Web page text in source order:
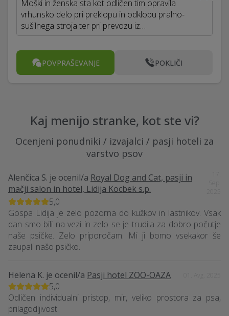
Moški in ženska sta kot odličen tim opravila
vrhunsko delo pri preklopu in odklopu pralno-
sušilnega stroja ter pri prevozu iz…
POVPRAŠEVANJE POKLIČI
Kaj menijo stranke, kot ste vi?
Ocenjeni ponudniki / izvajalci / pasji hoteli za
varstvo psov
Alenčica S. je ocenil/a Royal Dog and Cat, pasji in
mačji salon in hotel, Lidija Kocbek s.p.
5,0
Gospa Lidija je zelo pozorna do kužkov in lastnikov. Vsak
dan smo bili na vezi in zelo se je trudila za dobro počutje
naše psičke. Zelo priporočam. Mi ji bomo vsekakor še
zaupali našo psičko.
Helena K. je ocenil/a Pasji hotel ZOO-OAZA
5,0
Odličen individualni pristop, mir, veliko prostora za psa,
prilagodljivost.